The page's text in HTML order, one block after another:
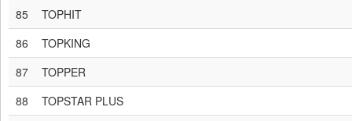
85
TOPHIT
86
TOPKING
87
TOPPER
88
TOPSTAR PLUS